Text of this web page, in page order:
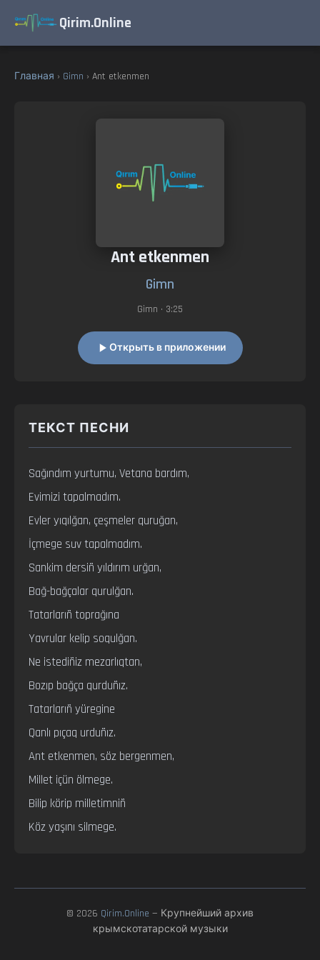
Qirim.Online
Главная › Gimn › Ant etkenmen
Ant etkenmen
Gimn
Gimn • 3:25
Открыть в приложении
ТЕКСТ ПЕСНИ
Sağındım yurtumu, Vetana bardım,
Evimizi tapalmadım.
Evler yıqılğan, çeşmeler quruğan,
İçmege suv tapalmadım.
Sankim dersiñ yıldırım urğan,
Bağ-bağçalar qurulğan.
Tatarlarıñ toprağına
Yavrular kelip soqulğan.
Ne istediñiz mezarlıqtan,
Bozıp bağça qurduñız.
Tatarlarıñ yüregine
Qanlı pıçaq urduñız.
Ant etkenmen, söz bergenmen,
Millet içün ölmege.
Bilip körip milletimniñ
Köz yaşını silmege.
© 2026 Qirim.Online — Крупнейший архив
крымскотатарской музыки